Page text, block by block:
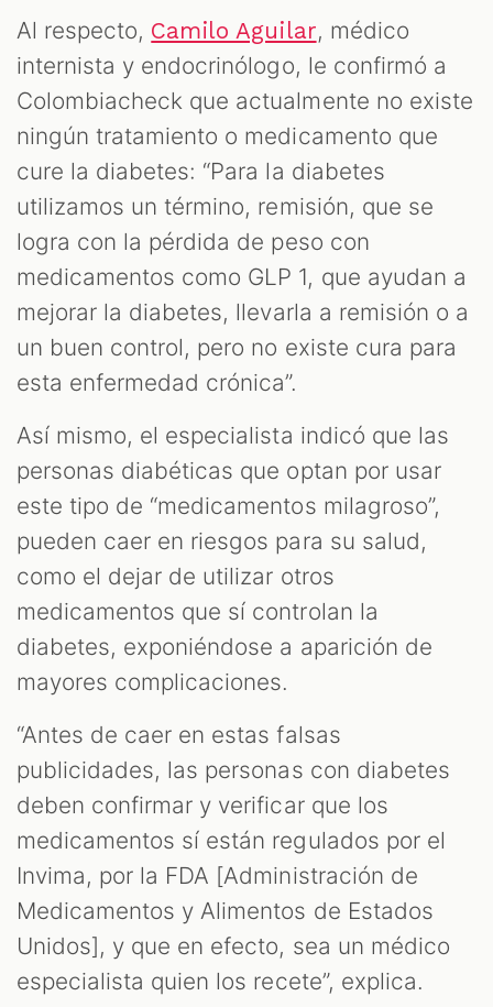
Al respecto, Camilo Aguilar, médico
internista y endocrinólogo, le confirmó a
Colombiacheck que actualmente no existe
ningún tratamiento o medicamento que
cure la diabetes: “Para la diabetes
utilizamos un término, remisión, que se
logra con la pérdida de peso con
medicamentos como GLP 1, que ayudan a
mejorar la diabetes, llevarla a remisión o a
un buen control, pero no existe cura para
esta enfermedad crónica”.
Así mismo, el especialista indicó que las
personas diabéticas que optan por usar
este tipo de “medicamentos milagroso”,
pueden caer en riesgos para su salud,
como el dejar de utilizar otros
medicamentos que sí controlan la
diabetes, exponiéndose a aparición de
mayores complicaciones.
“Antes de caer en estas falsas
publicidades, las personas con diabetes
deben confirmar y verificar que los
medicamentos sí están regulados por el
Invima, por la FDA [Administración de
Medicamentos y Alimentos de Estados
Unidos], y que en efecto, sea un médico
especialista quien los recete”, explica.